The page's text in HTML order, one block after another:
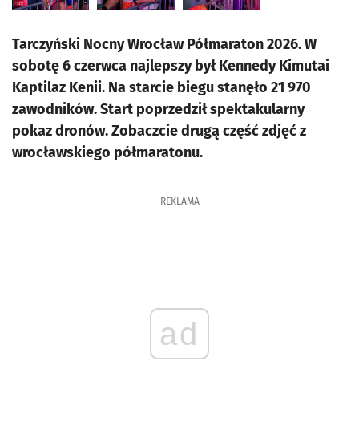
Tarczyński Nocny Wrocław Półmaraton 2026. W
sobotę 6 czerwca najlepszy był Kennedy Kimutai
Kaptilaz Kenii. Na starcie biegu stanęło 21 970
zawodników. Start poprzedził spektakularny
pokaz dronów. Zobaczcie drugą część zdjęć z
wrocławskiego półmaratonu.
REKLAMA
ad